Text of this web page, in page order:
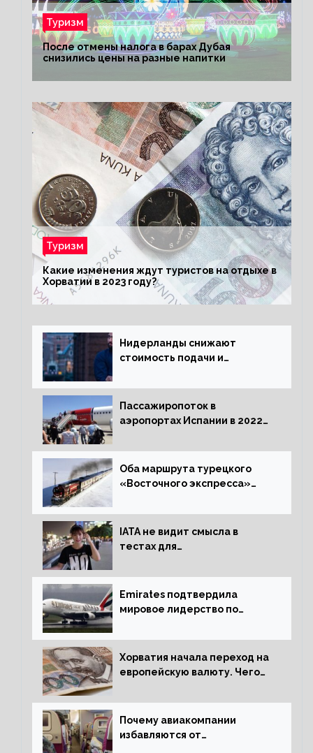
Туризм
После отмены налога в барах Дубая
снизились цены на разные напитки
Туризм
Какие изменения ждут туристов на отдыхе в
Хорватии в 2023 году?
Нидерланды снижают
стоимость подачи и
жительство
Пассажиропоток в
аэропортах Испании в 2022
процентов
Оба маршрута турецкого
«Восточного экспресса»
IATA не видит смысла в
тестах для
Emirates подтвердила
мировое лидерство по
Хорватия начала переход на
европейскую валюту. Чего
Почему авиакомпании
избавляются от